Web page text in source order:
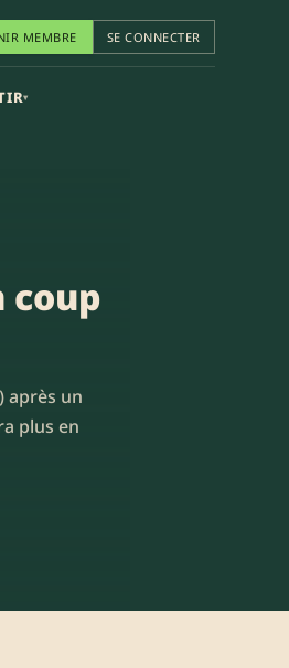
MEMBRE SE CONNECTER
▾
coup
après un
plus en